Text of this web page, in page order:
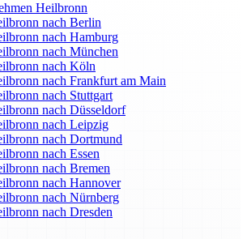
Heilbronn
nach Berlin
nach Hamburg
nach München
nach Köln
nach Frankfurt am Main
nach Stuttgart
nach Düsseldorf
nach Leipzig
nach Dortmund
nach Essen
nach Bremen
nach Hannover
nach Nürnberg
nach Dresden